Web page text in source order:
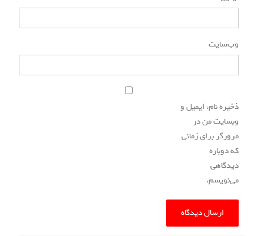
وب‌سایت
ذخیره نام، ایمیل و
وبسایت من در
مرورگر برای زمانی
که دوباره
دیدگاهی
می‌نویسم.